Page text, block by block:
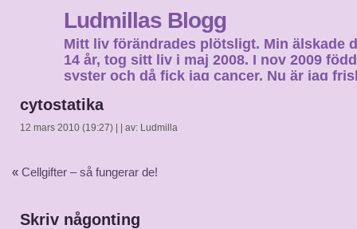
Ludmillas Blogg
Mitt liv förändrades plötsligt. Min älskade
14 år, tog sitt liv i maj 2008. I nov 2009
syster och då fick jag cancer. Nu är jag
cytostatika
12 mars 2010 (19:27) | | av: Ludmilla
« Cellgifter – så fungerar de!
Skriv någonting